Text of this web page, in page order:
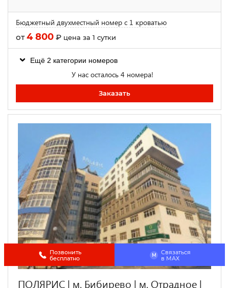
Бюджетный двухместный номер с 1 кроватью
от4 800 ₽ цена за 1 сутки
Ещё 2 категории номеров
У нас осталось 4 номера!
Заказать
ПОЛЯРИС | м. Бибирево | м. Отрадное |
Позвонить
бесплатно
M
Связаться
в МАХ